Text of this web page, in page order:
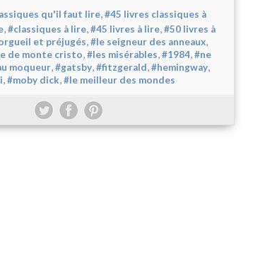
qu'il faut lire,#45 livres classiques à
,#classiques à lire,#45 livres à lire,#50 livres à
et préjugés,#le seigneur des anneaux,
de monte cristo,#les misérables,#1984,#ne
moqueur,#gatsby,#fitzgerald,#hemingway,
,#moby dick,#le meilleur des mondes